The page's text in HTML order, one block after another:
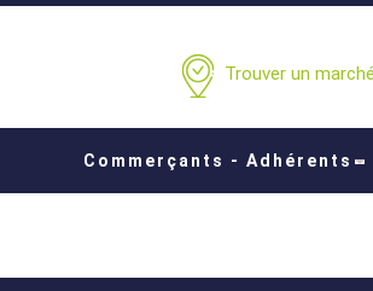
Trouver un
Commerçants - Adhérents